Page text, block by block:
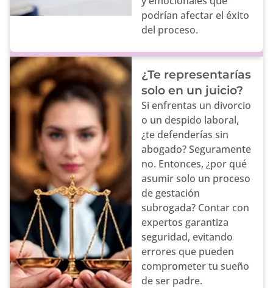
podrían afectar el éxito
del proceso.
¿Te representarías
solo en un juicio?
Si enfrentas un divorcio
o un despido laboral,
¿te defenderías sin
abogado? Seguramente
no. Entonces, ¿por qué
asumir solo un proceso
de gestación
subrogada? Contar con
expertos garantiza
seguridad, evitando
errores que pueden
comprometer tu sueño
de ser padre.